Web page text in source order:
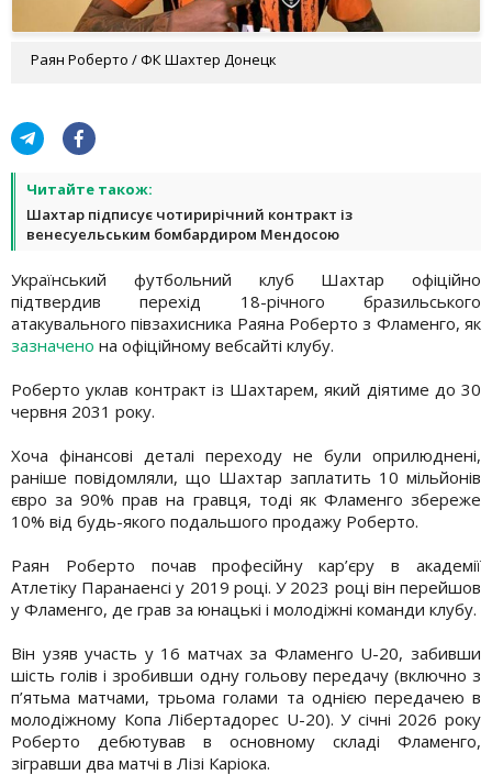
Раян Роберто / ФК Шахтер Донецк
Читайте також:
Шахтар підписує чотирирічний контракт із
венесуельським бомбардиром Мендосою
Український футбольний клуб Шахтар офіційно
підтвердив перехід 18-річного бразильського
атакувального півзахисника Раяна Роберто з Фламенго, як
зазначено на офіційному вебсайті клубу.
Роберто уклав контракт із Шахтарем, який діятиме до 30
червня 2031 року.
Хоча фінансові деталі переходу не були оприлюднені,
раніше повідомляли, що Шахтар заплатить 10 мільйонів
євро за 90% прав на гравця, тоді як Фламенго збереже
10% від будь-якого подальшого продажу Роберто.
Раян Роберто почав професійну кар’єру в академії
Атлетіку Паранаенсі у 2019 році. У 2023 році він перейшов
у Фламенго, де грав за юнацькі і молодіжні команди клубу.
Він узяв участь у 16 матчах за Фламенго U-20, забивши
шість голів і зробивши одну гольову передачу (включно з
п’ятьма матчами, трьома голами та однією передачею в
молодіжному Копа Лібертадорес U-20). У січні 2026 року
Роберто дебютував в основному складі Фламенго,
зігравши два матчі в Лізі Каріока.